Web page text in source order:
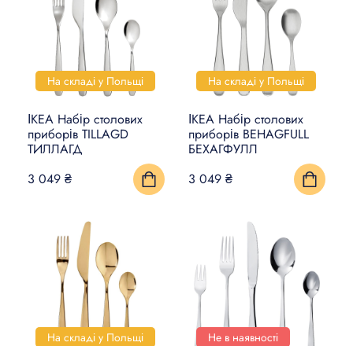
На складі у Польщі
ІКЕА Набір столових
приборів TILLAGD
ТИЛЛАГД
3 049 ₴
На складі у Польщі
ІКЕА Набір столових
приборів BEHAGFULL
БЕХАГФУЛЛ
3 049 ₴
На складі у Польщі Не в наявності